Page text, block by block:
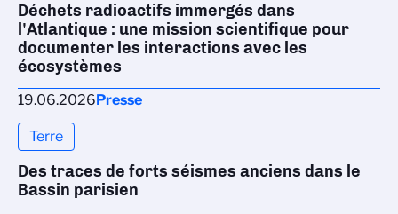
Déchets radioactifs immergés dans
l'Atlantique : une mission scientifique pour
documenter les interactions avec les
écosystèmes
19.06.2026Presse
Terre
Des traces de forts séismes anciens dans le
Bassin parisien